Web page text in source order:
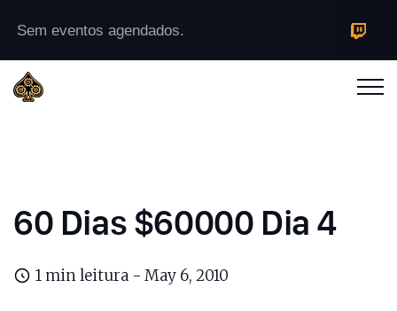
Sem eventos agendados.
60 Dias $60000 Dia 4
1 min leitura - May 6, 2010